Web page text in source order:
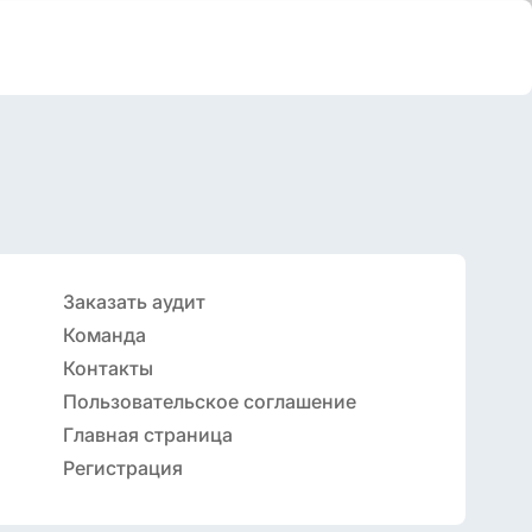
Заказать аудит
Команда
Контакты
Пользовательское соглашение
Главная страница
Регистрация